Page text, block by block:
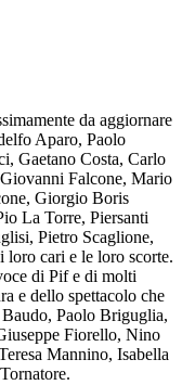
da aggiornare
Aparo, Paolo
Gaetano Costa, Carlo
Falcone, Mario
Giorgio Boris
La Torre, Piersanti
Pietro Scaglione,
loro cari e le loro scorte.
di Pif e di molti
e dello spettacolo che
Paolo Briguglia,
Fiorello, Nino
Mannino, Isabella